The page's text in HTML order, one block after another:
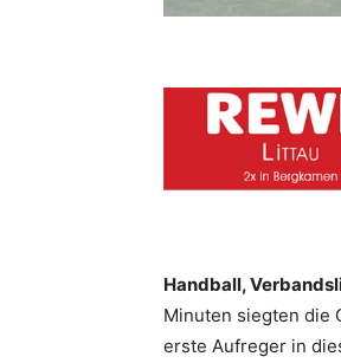
Handball,
Minuten siegten die
erste Aufreger in